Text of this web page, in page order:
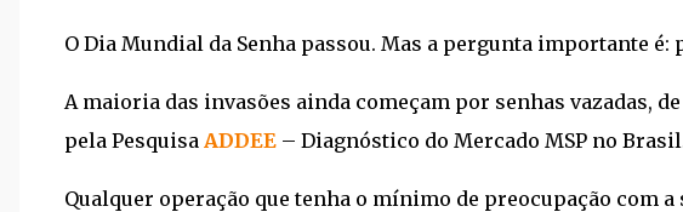
O Dia Mundial da Senha passou. Mas a pergunta importante é:
A maioria das invasões ainda começam por senhas vazadas,
pela Pesquisa ADDEE – Diagnóstico do Mercado MSP no
Qualquer operação que tenha o mínimo de preocupação com